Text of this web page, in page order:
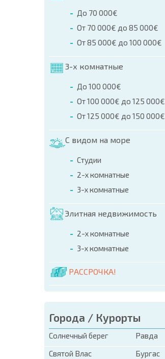
До 70 000€
От 70 000€ до 85 000€
От 85 000€ до 100 000€
3-х комнатные
До 100 000€
От 100 000€ до 125 000€
От 125 000€ до 150 000€
С видом на море
Студии
2-х комнатные
3-х комнатные
Элитная недвижимость
2-х комнатные
3-х комнатные
РАССРОЧКА!
Города / Курорты
Солнечный берег
Равда
Святой Влас
Бургас